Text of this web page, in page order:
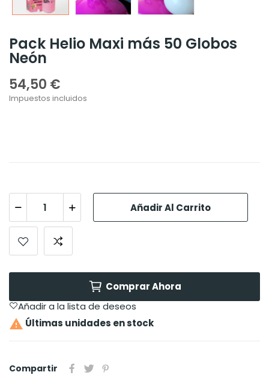
Pack Helio Maxi más 50 Globos
Neón
54,50 €
Impuestos incluidos
Añadir Al Carrito
Comprar Ahora
Añadir a la lista de deseos
 Últimas unidades en stock
Compartir